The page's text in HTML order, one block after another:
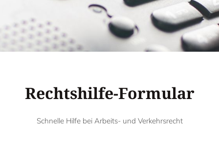
Rechtshilfe-Formular
Schnelle Hilfe bei Arbeits- und Verkehrsrecht